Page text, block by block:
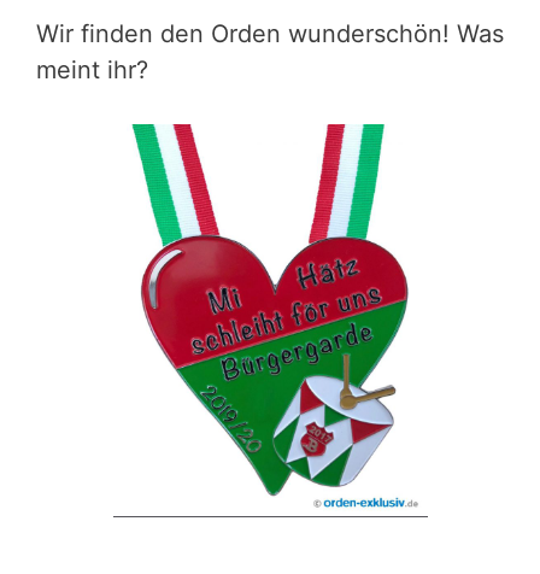
Wir finden den Orden wunderschön! Was
meint ihr?